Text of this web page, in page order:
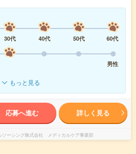
30代 40代 50代
60代
男性
もっと見る
応募へ進む 詳しく見る
ソーシング株式会社 メディカルケア事業部